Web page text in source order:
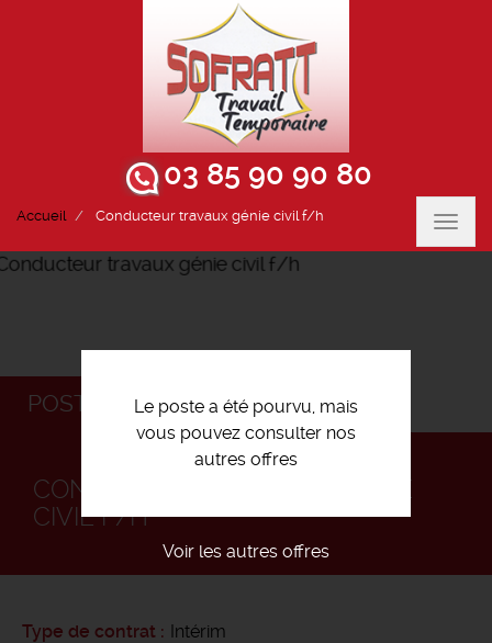
03 85 90 90 80
Accueil Conducteur travaux génie civil f/h
Le poste a été pourvu, mais
vous pouvez consulter nos
autres offres
Voir les autres offres
POSTULEZ
CONDUCTEUR TRAVAUX GÉNIE
CIVIL F/H
Type de contrat
Intérim